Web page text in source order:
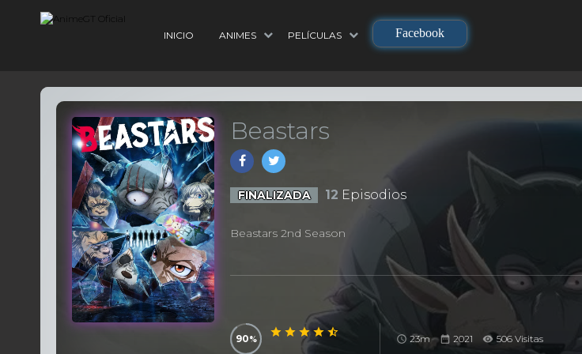
INICIO ANIMES PELÍCULAS Facebook
Beastars
FINALIZADA 12 Episodios
Beastars 2nd Season
90 23m 2021 506 Visitas